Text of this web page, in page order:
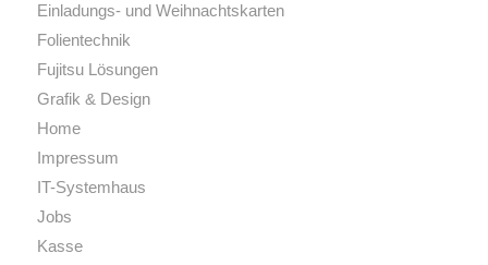
Einladungs- und Weihnachtskarten
Folientechnik
Fujitsu Lösungen
Grafik & Design
Home
Impressum
IT-Systemhaus
Jobs
Kasse